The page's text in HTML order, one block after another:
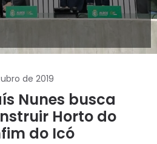
de 2019
Nunes busca
Horto do
do Icó